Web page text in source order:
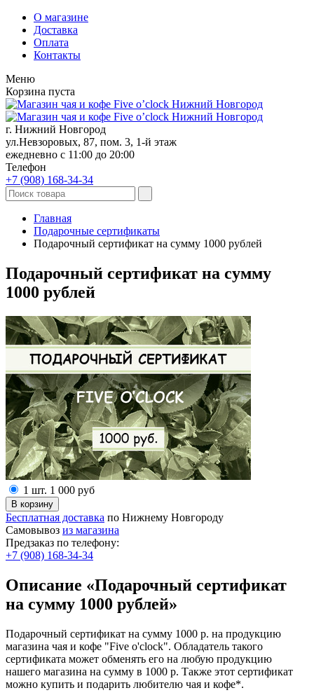
О магазине
Доставка
Оплата
Контакты
Меню
Корзина пуста
г. Нижний Новгород
ул.Невзоровых, 87, пом. 3, 1-й этаж
ежедневно с 11:00 до 20:00
Телефон
+7 (908) 168-34-34
Главная
Подарочные сертификаты
Подарочный сертификат на сумму 1000 рублей
Подарочный сертификат на сумму
1000 рублей
1 шт. 1 000 руб
Бесплатная доставка по Нижнему Новгороду
Самовывоз из магазина
Предзаказ по телефону:
+7 (908) 168-34-34
Описание «Подарочный сертификат
на сумму 1000 рублей»
Подарочный сертификат на сумму 1000 р. на продукцию
магазина чая и кофе "Five o'clock". Обладатель такого
сертификата может обменять его на любую продукцию
нашего магазина на сумму в 1000 р. Также этот сертификат
можно купить и подарить любителю чая и кофе*.